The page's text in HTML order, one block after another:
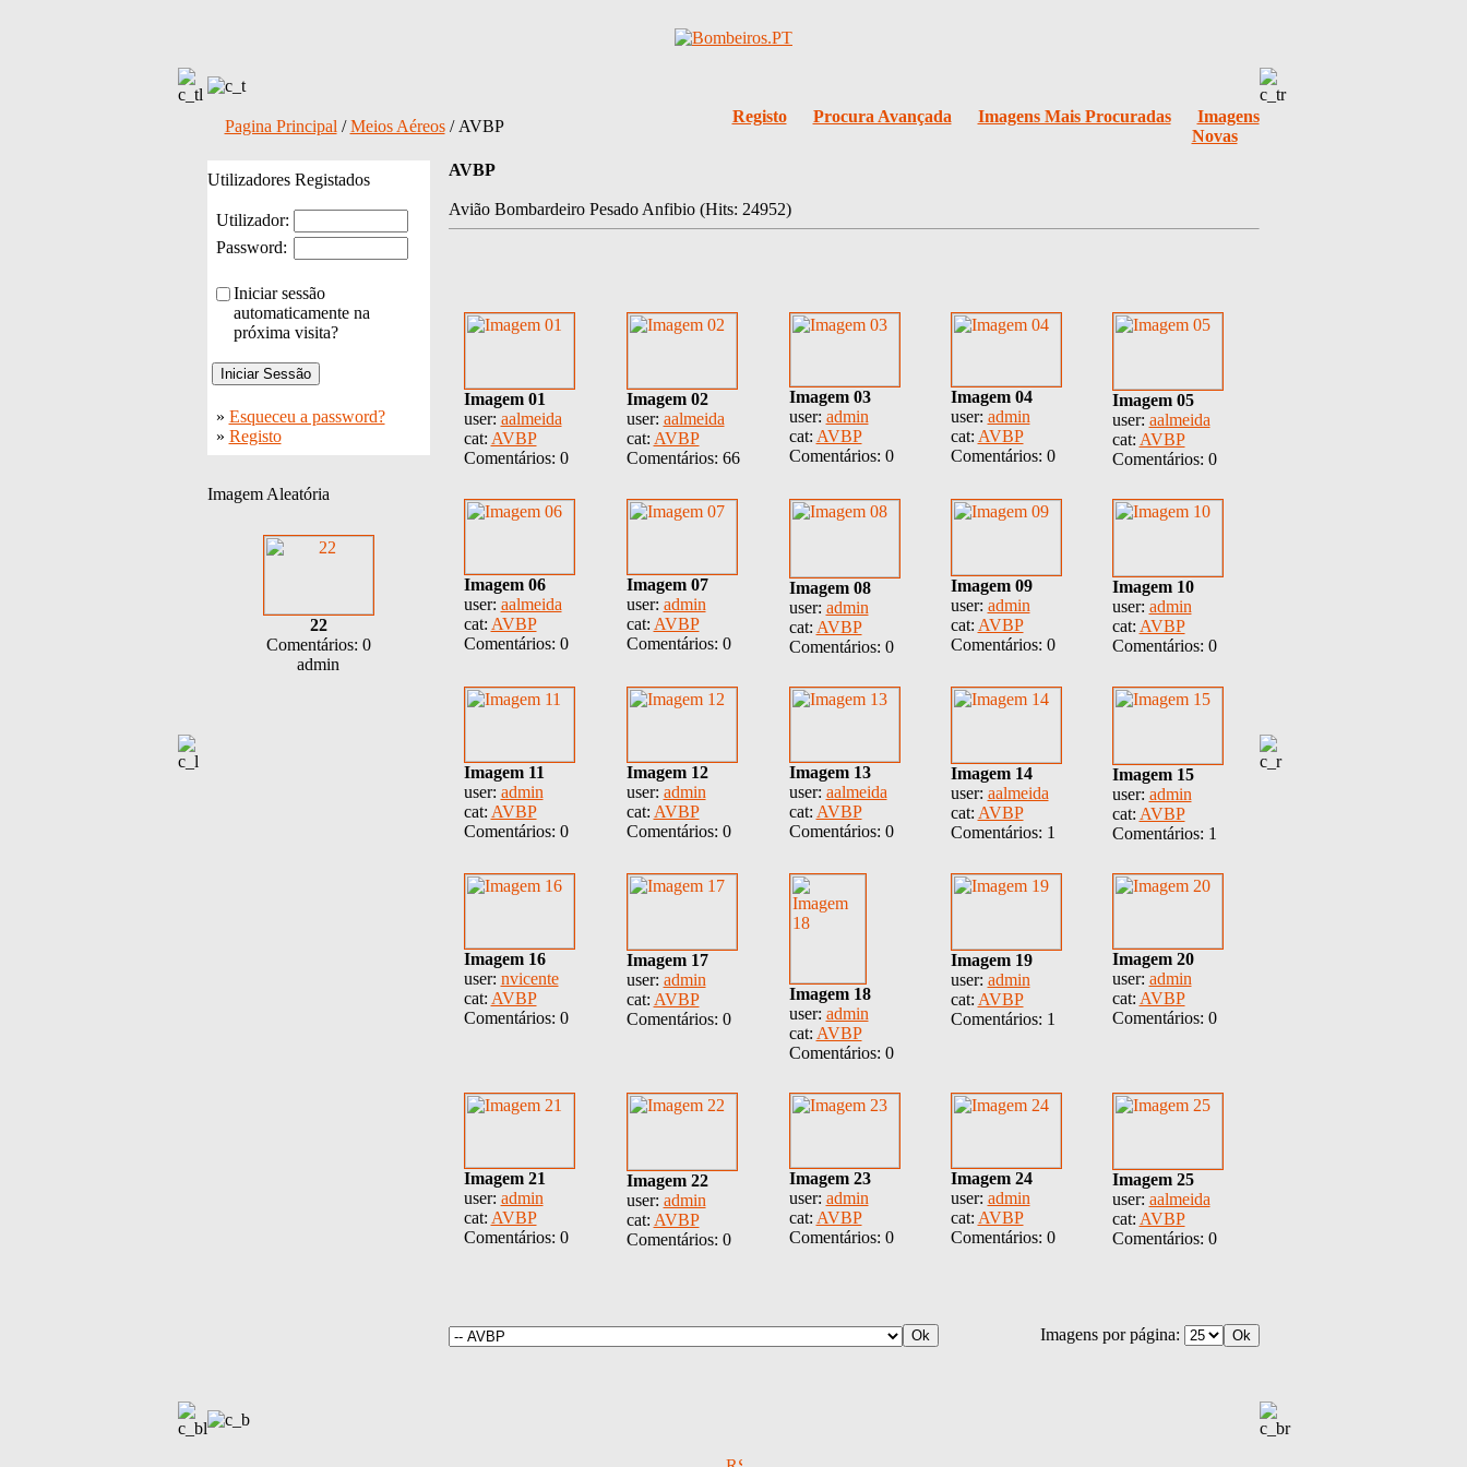
Pagina Principal /Meios Aéreos/ AVBP
Registo Procura Avançada Imagens Mais Procuradas
Imagens
Novas
Utilizadores Registados
Utilizador:
Password:
Iniciar sessão
automaticamente na
próxima visita?
» Esqueceu a password?
» Registo
Imagem Aleatória
22
Comentários: 0
admin
AVBP
Avião Bombardeiro Pesado Anfibio (Hits: 24952)
Imagem 01
user: aalmeida
cat: AVBP
Comentários: 0
Imagem 02
user: aalmeida
cat: AVBP
Comentários: 66
Imagem 03
user: admin
cat: AVBP
Comentários: 0
Imagem 04
user: admin
cat: AVBP
Comentários: 0
Imagem 05
user: aalmeida
cat: AVBP
Comentários: 0
Imagem 06
user: aalmeida
cat: AVBP
Comentários: 0
Imagem 07
user: admin
cat: AVBP
Comentários: 0
Imagem 08
user: admin
cat: AVBP
Comentários: 0
Imagem 09
user: admin
cat: AVBP
Comentários: 0
Imagem 10
user: admin
cat: AVBP
Comentários: 0
Imagem 11
user: admin
cat: AVBP
Comentários: 0
Imagem 12
user: admin
cat: AVBP
Comentários: 0
Imagem 13
user: aalmeida
cat: AVBP
Comentários: 0
Imagem 14
user: aalmeida
cat: AVBP
Comentários: 1
Imagem 15
user: admin
cat: AVBP
Comentários: 1
Imagem 16
user: nvicente
cat: AVBP
Comentários: 0
Imagem 17
user: admin
cat: AVBP
Comentários: 0
Imagem 18
user: admin
cat: AVBP
Comentários: 0
Imagem 19
user: admin
cat: AVBP
Comentários: 1
Imagem 20
user: admin
cat: AVBP
Comentários: 0
Imagem 21
user: admin
cat: AVBP
Comentários: 0
Imagem 22
user: admin
cat: AVBP
Comentários: 0
Imagem 23
user: admin
cat: AVBP
Comentários: 0
Imagem 24
user: admin
cat: AVBP
Comentários: 0
Imagem 25
user: aalmeida
cat: AVBP
Comentários: 0
Imagens por página: